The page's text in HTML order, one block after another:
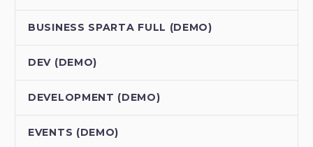
BUSINESS SPARTA FULL (DEMO)
DEV (DEMO)
DEVELOPMENT (DEMO)
EVENTS (DEMO)